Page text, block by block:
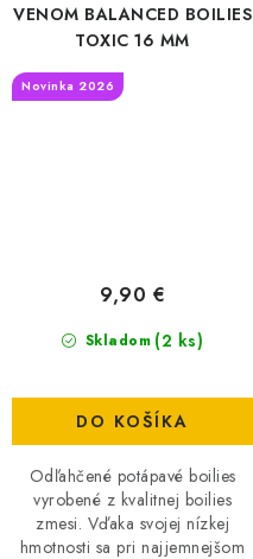
VENOM BALANCED BOILIES
TOXIC 16 MM
Novinka 2026
Skladom (2 ks)
9,90 €
DO KOŠÍKA
Odľahčené potápavé boilies
vyrobené z kvalitnej boilies
zmesi. Vďaka svojej nízkej
hmotnosti sa pri najjemnejšom